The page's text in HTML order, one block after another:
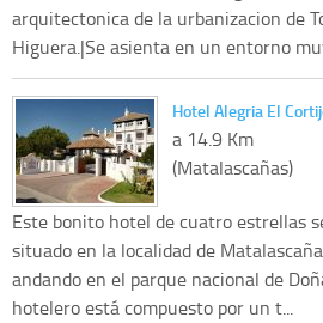
arquitectonica de la urbanizacion de
Higuera.|Se asienta en un entorno
Hotel Alegria El
a 14.9 Km
(Matalascañas)
Este bonito hotel de cuatro estrellas
situado en la localidad de
andando en el parque nacional de
hotelero está compuesto por un t...